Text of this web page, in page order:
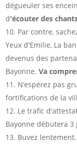
dégueuler ses
d'écouter des
Par contre,
Yeux d'Emilie, La
devenus des
Bayonne.Va
N’espérez pas
fortifications de la
Le trafic
Bayonne débutera
Buvez lentement.